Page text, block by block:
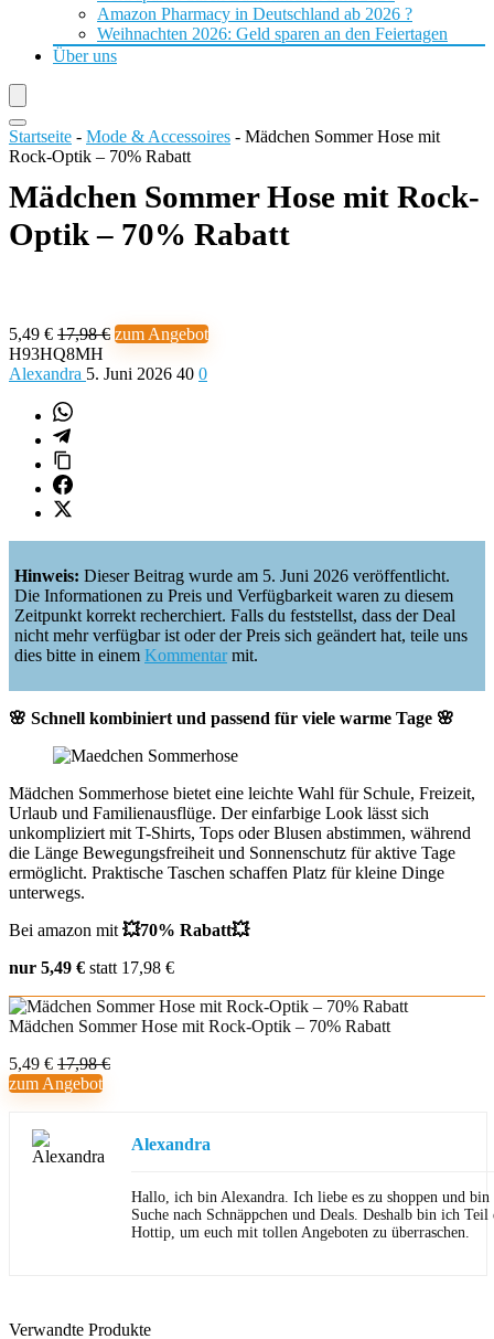
Amazon Pharmacy in Deutschland ab 2026 ?
Weihnachten 2026: Geld sparen an den Feiertagen
Über uns
Startseite - Mode & Accessoires - Mädchen Sommer Hose mit
Rock-Optik – 70% Rabatt
Mädchen Sommer Hose mit Rock-
Optik – 70% Rabatt
5,49 € 17,98 € zum Angebot
H93HQ8MH
Alexandra 5. Juni 2026 40 0
Hinweis: Dieser Beitrag wurde am 5. Juni 2026 veröffentlicht.
Die Informationen zu Preis und Verfügbarkeit waren zu diesem
Zeitpunkt korrekt recherchiert. Falls du feststellst, dass der Deal
nicht mehr verfügbar ist oder der Preis sich geändert hat, teile uns
dies bitte in einem Kommentarmit.
🌸 Schnell kombiniert und passend für viele warme Tage 🌸
Mädchen Sommerhose bietet eine leichte Wahl für Schule, Freizeit,
Urlaub und Familienausflüge. Der einfarbige Look lässt sich
unkompliziert mit T-Shirts, Tops oder Blusen abstimmen, während
die Länge Bewegungsfreiheit und Sonnenschutz für aktive Tage
ermöglicht. Praktische Taschen schaffen Platz für kleine Dinge
unterwegs.
Bei amazon mit 💥70% Rabatt💥
nur 5,49 € statt 17,98 €
Mädchen Sommer Hose mit Rock-Optik – 70% Rabatt
5,49 € 17,98 €
zum Angebot
Alexandra
Hallo, ich bin Alexandra. Ich liebe es zu shoppen und
Suche nach Schnäppchen und Deals. Deshalb bin ich Teil
Hottip, um euch mit tollen Angeboten zu überraschen.
Verwandte Produkte